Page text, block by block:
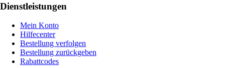
Dienstleistungen
Mein Konto
Hilfecenter
Bestellung verfolgen
Bestellung zurückgeben
Rabattcodes